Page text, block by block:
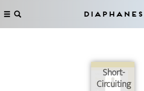
Diaphanes
Short-
Circuiting